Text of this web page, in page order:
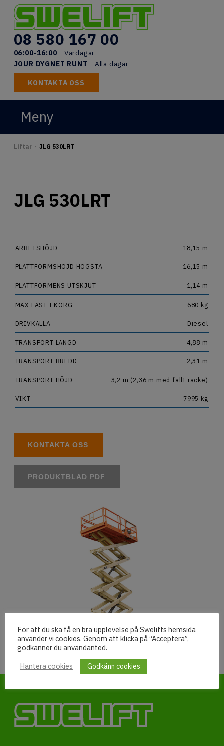
content
08 580 167 00
06:00-16:00 - Vardagar
JOUR DYGNET RUNT - Alla dagar
KONTAKTA OSS
Meny
START
DOKUMENT
JOBBA HOS OSS
Liftar > JLG 530LRT
JLG 530LRT
ARBETSHÖJD 18,15 m
PLATTFORMSHÖJD HÖGSTA 16,15 m
PLATTFORMENS UTSKJUT 1,14 m
MAX LAST I KORG 680 kg
DRIVKÄLLA Diesel
TRANSPORT LÄNGD 4,88 m
TRANSPORT BREDD 2,31 m
TRANSPORT HÖJD 3,2 m (2,36 m med fällt räcke)
VIKT 7995 kg
KONTAKTA OSS
PRODUKTBLAD PDF
För att du ska få en bra upplevelse på Swelifts hemsida
använder vi cookies. Genom att klicka på “Acceptera”,
godkänner du användanted.
Hantera cookies
Godkänn cookies